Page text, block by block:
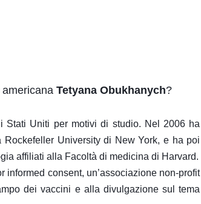
Tetyana Obukhanych?
Stati Uniti per motivi di studio. Nel 2006 ha
University di New York, e ha poi
affiliati alla Facoltà di medicina di Harvard.
consent, un’associazione non-profit
dei vaccini e alla divulgazione sul tema